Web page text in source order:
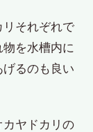
リそれぞれで
を水槽内に
るのも良い
ヤドカリの